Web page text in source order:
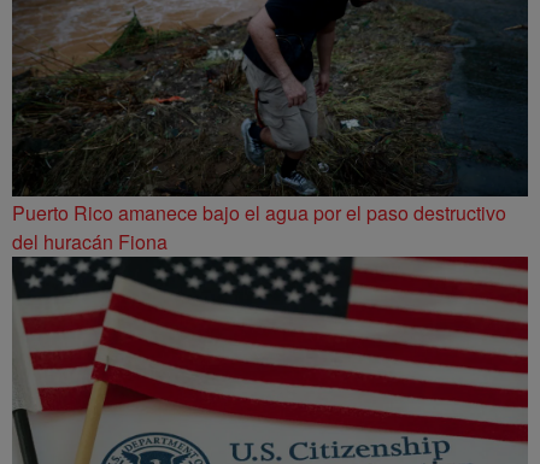
Puerto Rico amanece bajo el agua por el paso destructivo
del huracán Fiona